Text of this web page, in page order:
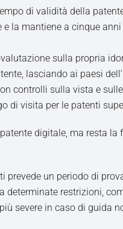
di validità della
la mantiene a cinque
sulla propria
lasciando ai paesi
controlli sulla vista e
di visita per le patenti
digitale, ma resta la
prevede un periodo di
determinate restrizioni,
severe in caso di guida